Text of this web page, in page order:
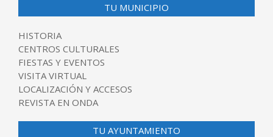
TU MUNICIPIO
HISTORIA
CENTROS CULTURALES
FIESTAS Y EVENTOS
VISITA VIRTUAL
LOCALIZACIÓN Y ACCESOS
REVISTA EN ONDA
TU AYUNTAMIENTO